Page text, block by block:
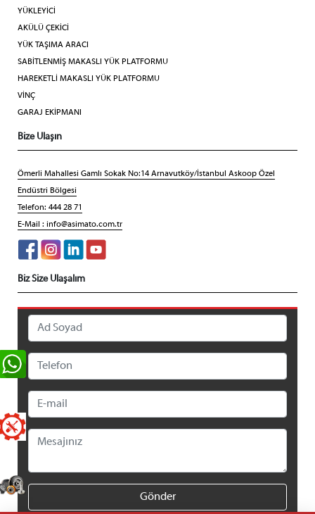
YÜKLEYİCİ
AKÜLÜ ÇEKİCİ
YÜK TAŞIMA ARACI
SABİTLENMİŞ MAKASLI YÜK PLATFORMU
HAREKETLİ MAKASLI YÜK PLATFORMU
VİNÇ
GARAJ EKİPMANI
Bize Ulaşın
Ömerli Mahallesi Gamlı Sokak No:14 Arnavutköy/İstanbul Askoop Özel
Endüstri Bölgesi
Telefon: 444 28 71
E-Mail : info@asimato.com.tr
Biz Size Ulaşalım
Gönder